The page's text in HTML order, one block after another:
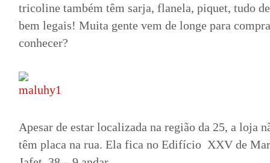
tricoline também têm sarja, flanela, piquet, tudo
bem legais! Muita gente vem de longe para
conhecer?
Apesar de estar localizada na região da 25, a loja
têm placa na rua. Ela fica no Edifício XXV de